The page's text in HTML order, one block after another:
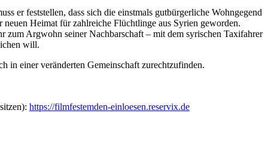
er feststellen, dass sich die einstmals gutbürgerliche Wohngegend
Heimat für zahlreiche Flüchtlinge aus Syrien geworden.
zum Argwohn seiner Nachbarschaft – mit dem syrischen Taxifahrer
will.
in einer veränderten Gemeinschaft zurechtzufinden.
https://filmfestemden-einloesen.reservix.de